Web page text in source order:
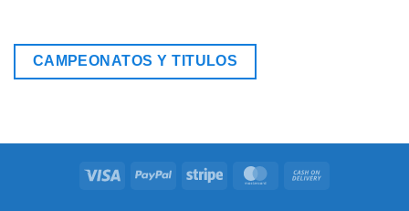
CAMPEONATOS Y TITULOS
Visa PayPal Stripe MasterCard